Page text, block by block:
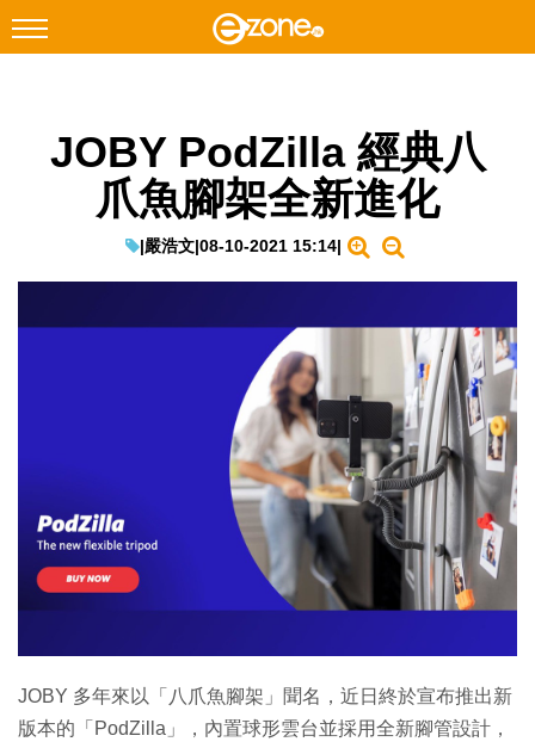
Facebook Instagram
遊戲動漫
教學評測
Enterprise Digital Transformation
特集
JOBY PodZilla 經典八
爪魚腳架全新進化
|嚴浩文|08-10-2021 15:14|
JOBY 多年來以「八爪魚腳架」聞名，近日終於宣布推出新
版本的「PodZilla」，內置球形雲台並採用全新腳管設計，